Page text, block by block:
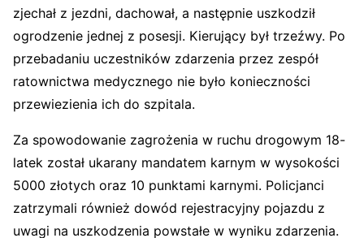
zjechał z jezdni, dachował, a następnie uszkodził
ogrodzenie jednej z posesji. Kierujący był trzeźwy. Po
przebadaniu uczestników zdarzenia przez zespół
ratownictwa medycznego nie było konieczności
przewiezienia ich do szpitala.
Za spowodowanie zagrożenia w ruchu drogowym 18-
latek został ukarany mandatem karnym w wysokości
5000 złotych oraz 10 punktami karnymi. Policjanci
zatrzymali również dowód rejestracyjny pojazdu z
uwagi na uszkodzenia powstałe w wyniku zdarzenia.